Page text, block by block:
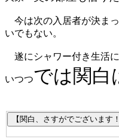
今は次の入居者が決ま
いでもない。
遂にシャワー付き生活
いつつでは関白